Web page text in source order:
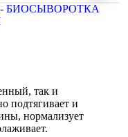
так и
подтягивает и
нормализует